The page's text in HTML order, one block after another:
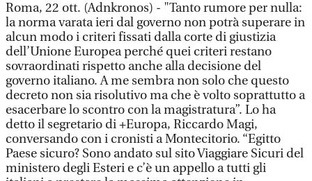
Roma, 22 ott. (Adnkronos) - "Tanto rumore per nulla:
la norma varata ieri dal governo non potrà superare in
alcun modo i criteri fissati dalla corte di giustizia
dell’Unione Europea perché quei criteri restano
sovraordinati rispetto anche alla decisione del
governo italiano. A me sembra non solo che questo
decreto non sia risolutivo ma che è volto soprattutto a
esacerbare lo scontro con la magistratura”. Lo ha
detto il segretario di +Europa, Riccardo Magi,
conversando con i cronisti a Montecitorio. “Egitto
Paese sicuro? Sono andato sul sito Viaggiare Sicuri del
ministero degli Esteri e c’è un appello a tutti gli